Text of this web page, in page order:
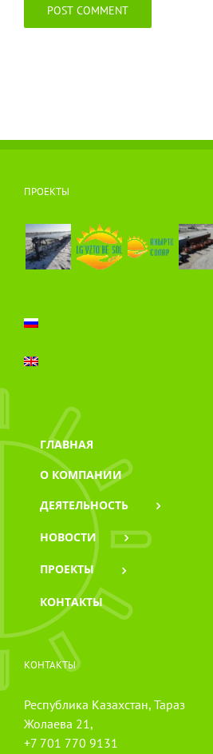
ПРОЕКТЫ
ГЛАВНАЯ
О КОМПАНИИ
ДЕЯТЕЛЬНОСТЬ
НОВОСТИ
ПРОЕКТЫ
КОНТАКТЫ
КОНТАКТЫ
Республика Казахстан, Тараз
Жолаева 21,
+7 701 770 9131